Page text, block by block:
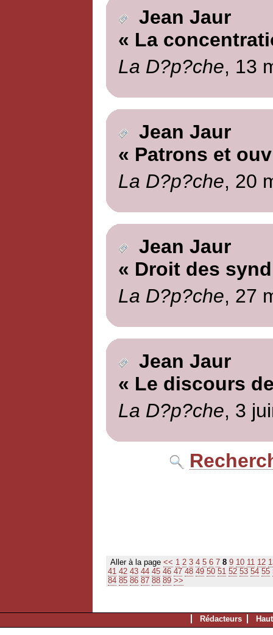
Jean Jaur
« La
La D?p?che, 13
Jean Jaur
« Patrons et
La D?p?che, 20
Jean Jaur
« Droit des
La D?p?che, 27
Jean Jaur
« Le discours
La D?p?che, 3
Aller à la page << 1 2 3 4 5 6 7 8 9 10 11 12
41 42 43 44 45 46 47 48 49 50 51 52 53 54 55
84 85 86 87 88 89 >>
Rédacteurs